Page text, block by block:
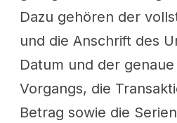
Dazu gehören der
und die Anschrift des
Datum und der
Vorgangs, die
Betrag sowie die